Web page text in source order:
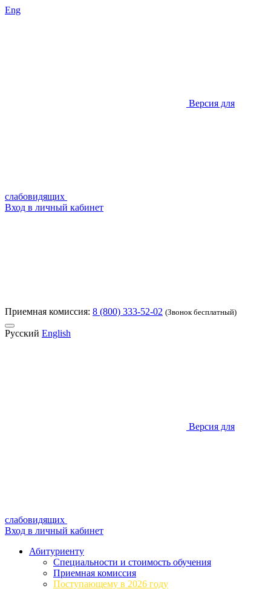
Eng
Версия для
слабовидящих
Вход в личный кабинет
Приемная комиссия: 8 (800) 333-52-02 (Звонок бесплатный)
Русский English
Версия для
слабовидящих
Вход в личный кабинет
Абитуриенту
Специальности и стоимость обучения
Приемная комиссия
Поступающему в 2026 году